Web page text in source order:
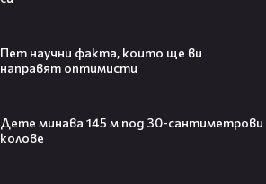
Пет научни факта, които ще ви
направят оптимисти
Дете минава 145 м под 30-сантиметрови
колове